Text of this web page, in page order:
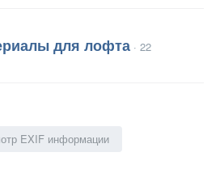
для лофта · 22
EXIF информации